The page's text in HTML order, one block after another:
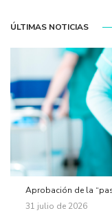
ÚLTIMAS NOTICIAS
Aprobación de la
31 julio de 2026